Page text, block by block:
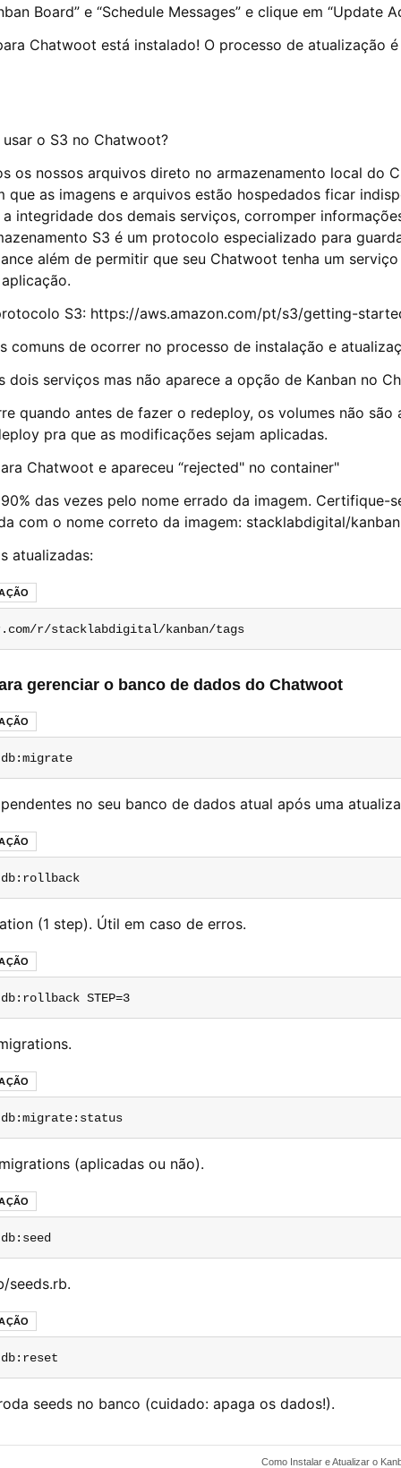
Board” e “Schedule Messages” e clique em “Update
Chatwoot está instalado! O processo de atualização
o S3 no Chatwoot?
os nossos arquivos direto no armazenamento local do
que as imagens e arquivos estão hospedados ficar
integridade dos demais serviços, corromper
S3 é um protocolo especializado para
além de permitir que seu Chatwoot tenha um
S3: https://aws.amazon.com/pt/s3/getting-
comuns de ocorrer no processo de instalação e
dois serviços mas não aparece a opção de Kanban no
quando antes de fazer o redeploy, os volumes não são
pra que as modificações sejam aplicadas.
Chatwoot e apareceu “rejected" no container"
das vezes pelo nome errado da imagem. Certifique-
com o nome correto da imagem: stacklabdigital/
atualizadas:
r/stacklabdigital/kanban/tags
gerenciar o banco de dados do Chatwoot
no seu banco de dados atual após uma
(1 step). Útil em caso de erros.
STEP=3
(aplicadas ou não).
seeds.rb.
seeds no banco (cuidado: apaga os dados!).
Como Instalar e Atualizar o